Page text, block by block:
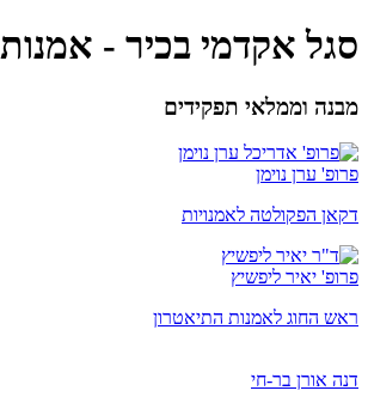
סגל אקדמי בכיר -
מבנה וממלאי תפקידים
פרופ' ערן נוימן
דקאן הפקולטה לאמנויות
פרופ' יאיר ליפשיץ
ראש החוג לאמנות התיאטרון
דנה אורן בר-חי